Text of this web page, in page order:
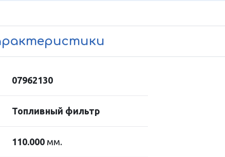
07962130
Топливный фильтр
110.000 мм.